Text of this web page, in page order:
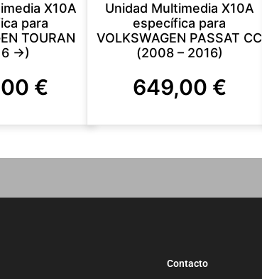
X10A
para
TOURAN
->)
€
Unidad Multimedia X10A
específica para
VOLKSWAGEN PASSAT CC
(2008 – 2016)
649,00 €
Contacto